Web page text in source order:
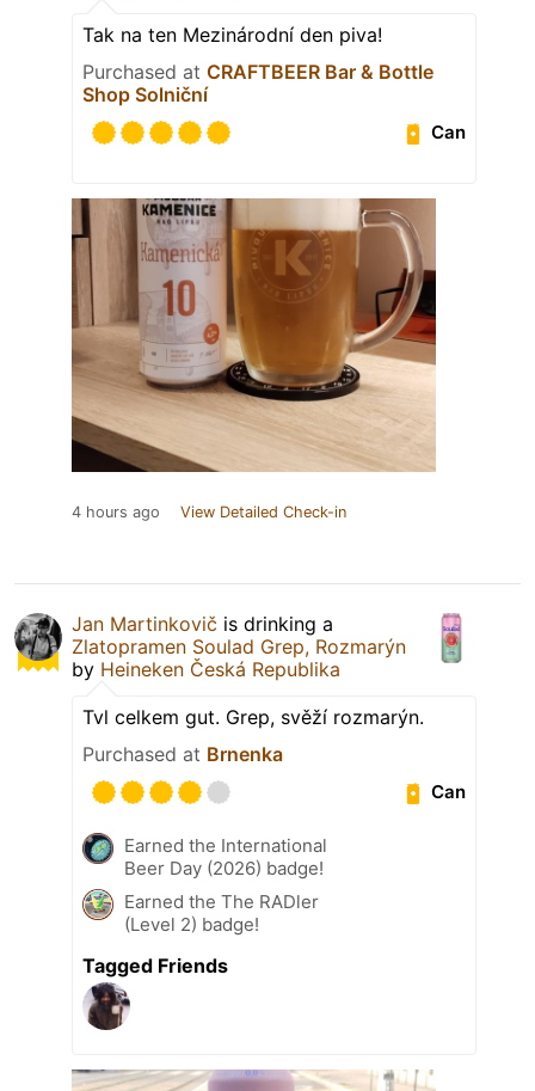
Tak na ten Mezinárodní den piva!
Purchased at CRAFTBEER Bar & Bottle
Shop Solniční
Can
4 hours ago View Detailed Check-in
Jan Martinkovič is drinking a
Zlatopramen Soulad Grep, Rozmarýn
by Heineken Česká Republika
Tvl celkem gut. Grep, svěží rozmarýn.
Purchased at Brnenka
Can
Earned the International
Beer Day (2026) badge!
Earned the The RADler
(Level 2) badge!
Tagged Friends